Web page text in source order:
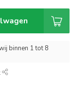
binnen 1 tot 8